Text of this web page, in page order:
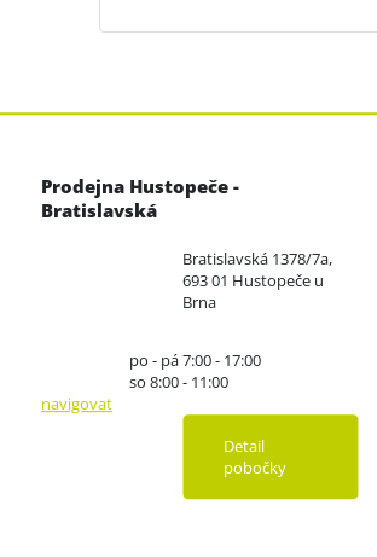
Prodejna Hustopeče -
Bratislavská
Bratislavská 1378/7a,
693 01 Hustopeče u
Brna
po - pá 7:00 - 17:00
so 8:00 - 11:00
navigovat
Detail
pobočky